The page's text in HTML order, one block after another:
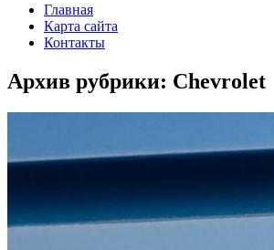
Главная
Карта сайта
Контакты
Архив рубрики: Chevrolet